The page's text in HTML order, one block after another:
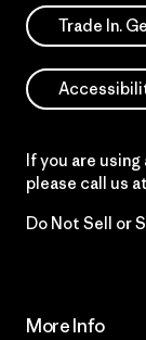
Trade In.
If you are
please call us at
Do Not Sell or
More Info